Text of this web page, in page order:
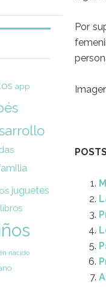
Por
app
juguetes
libros
nacido